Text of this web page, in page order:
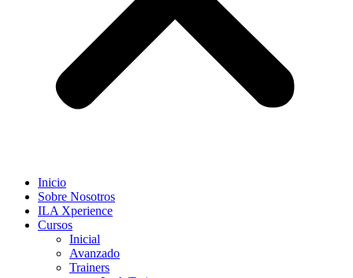
Inicio
Sobre Nosotros
ILA Xperience
Cursos
Inicial
Avanzado
Trainers